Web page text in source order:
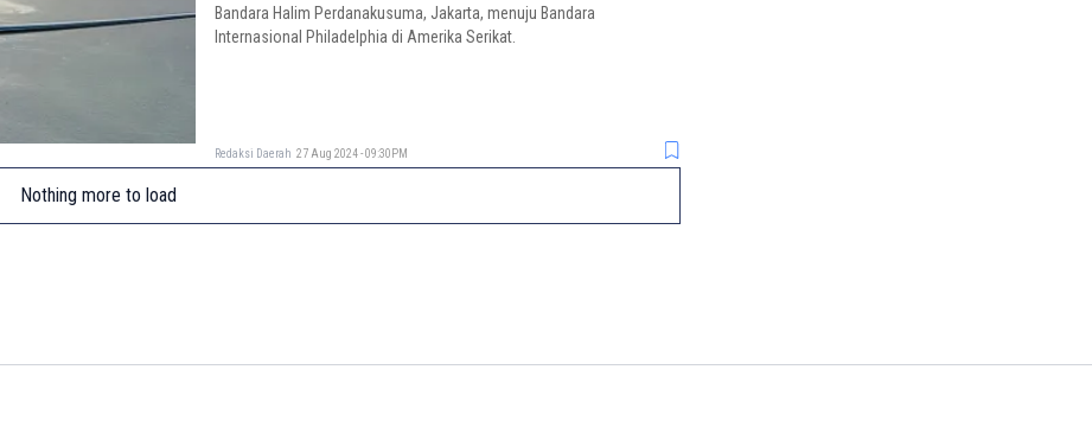
Bandara Halim Perdanakusuma, Jakarta, menuju Bandara
Internasional Philadelphia di Amerika Serikat.
Redaksi Daerah 27 Aug 2024 - 09:30PM
Nothing more to load